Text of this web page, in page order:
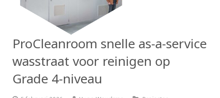
ProCleanroom snelle as-a-service
wasstraat voor reinigen op
Grade 4-niveau